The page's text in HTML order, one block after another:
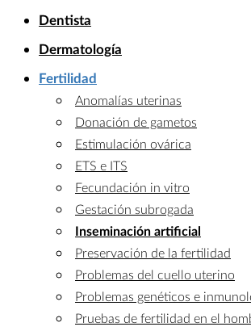
Dentista
Dermatología
Fertilidad
Anomalías uterinas
Donación de gametos
Estimulación ovárica
ETS e ITS
Fecundación in vitro
Gestación subrogada
Inseminación artificial
Preservación de la fertilidad
Problemas del cuello uterino
Problemas genéticos e
Pruebas de fertilidad en el